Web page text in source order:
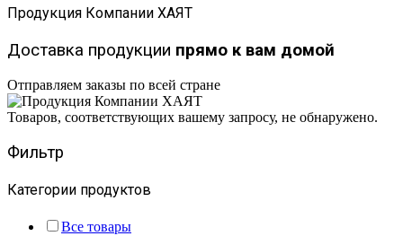
Продукция Компании ХАЯТ
Доставка продукции прямо к вам домой
Отправляем заказы по всей стране
Товаров, соответствующих вашему запросу, не обнаружено.
Фильтр
Категории продуктов
Все товары